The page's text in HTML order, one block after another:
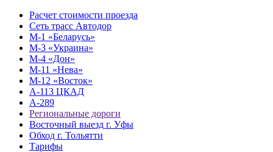
Расчет стоимости проезда
Сеть трасс Автодор
М-1 «Беларусь»
М-3 «Украина»
М-4 «Дон»
М-11 «Нева»
М-12 «Восток»
А-113 ЦКАД
А-289
Региональные дороги
Восточный выезд г. Уфы
Обход г. Тольятти
Тарифы